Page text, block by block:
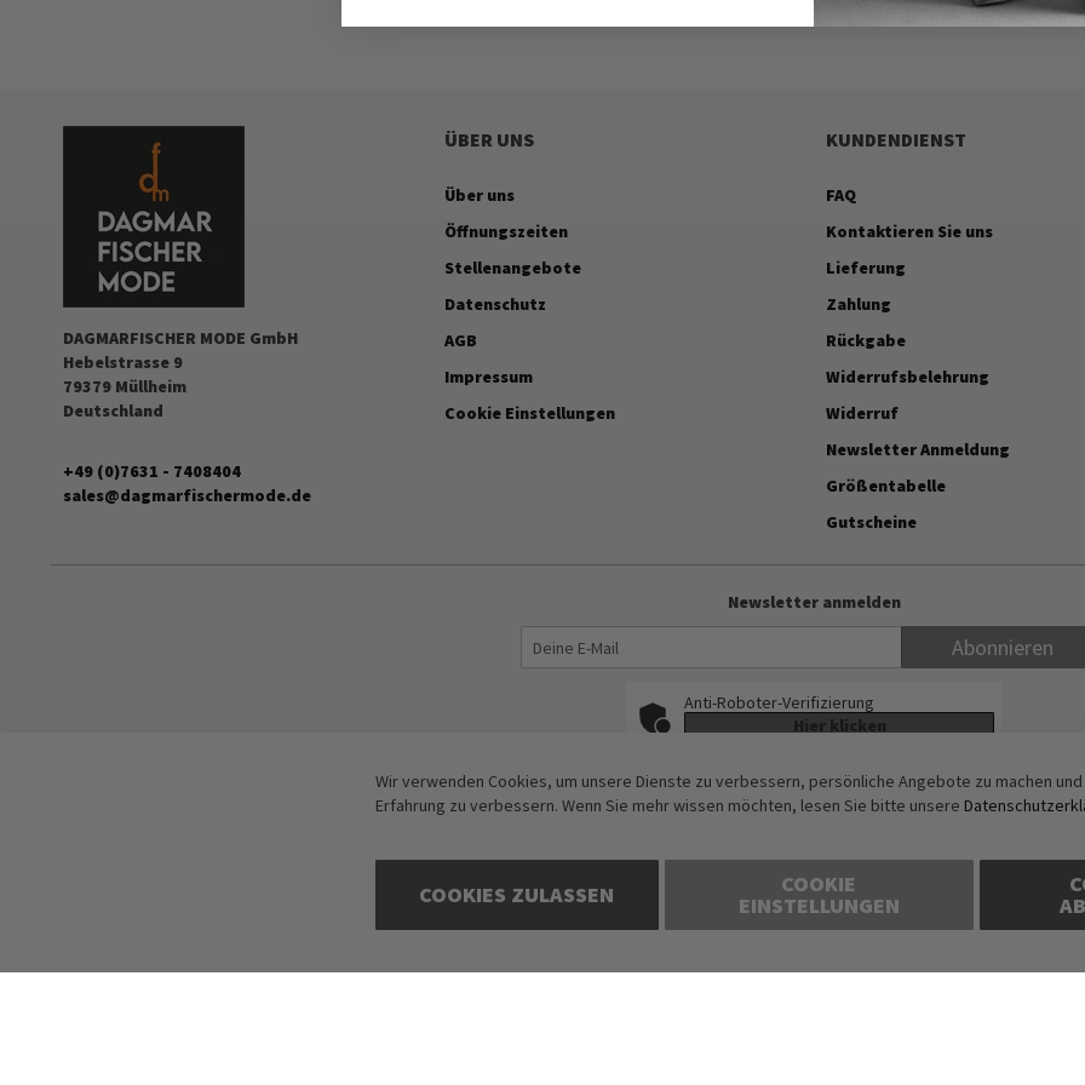
DAGMARFISCHER MODE GmbH
Hebelstrasse 9
79379 Müllheim
Deutschland
+49 (0)7631 - 7408404
sales@dagmarfischermode.de
ÜBER UNS
Über uns
Öffnungszeiten
Stellenangebote
Datenschutz
AGB
Impressum
Cookie Einstellungen
KUNDENDIENST
FAQ
Kontaktieren Sie uns
Lieferung
Zahlung
Rückgabe
Widerrufsbelehrung
Widerruf
Newsletter Anmeldung
Größentabelle
Gutscheine
Newsletter anmelden
Abonnieren
Anti-Roboter-Verifizierung
Hier klicken
Copyright © 2016-2026 dagmarfischer mode. All Rights Reserved. Alle Preise in Euro und inkl. der gesetzlichen Mehrwertsteuer, zzgl.
Wir verwenden Cookies, um unsere Dienste zu verbessern, persönliche Angebote zu machen und
Erfahrung zu verbessern. Wenn Sie mehr wissen möchten, lesen Sie bitte unsere
COOKIES ZULASSEN COOKIE
EINSTELLUNGEN